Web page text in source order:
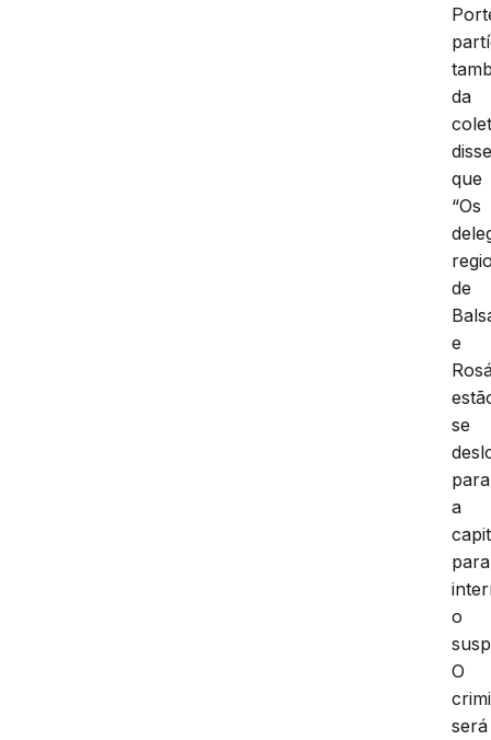
da
que
“Os
de
e
se
para
a
para
o
O
será